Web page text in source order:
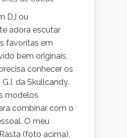
DJ ou
adora escutar
favoritas em
bem originais,
conhecer os
da Skullcandy.
modelos
combinar com o
O meu
(foto acima),